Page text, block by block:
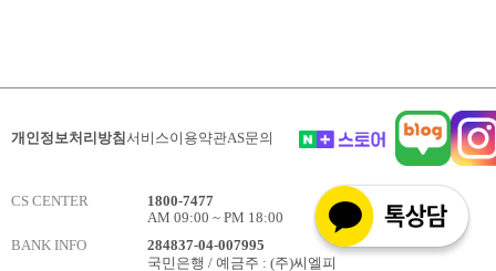
개인정보처리방침서비스이용약관AS문의
CS CENTER
1800-7477
AM 09:00 ~ PM 18:00
BANK INFO
284837-04-007995
국민은행 / 예금주 : (주)씨엘피